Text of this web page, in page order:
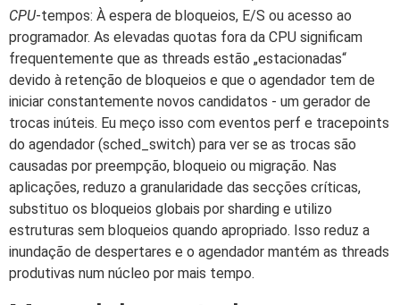
CPU-tempos: À espera de bloqueios, E/S ou acesso ao
programador. As elevadas quotas fora da CPU significam
frequentemente que as threads estão „estacionadas“
devido à retenção de bloqueios e que o agendador tem de
iniciar constantemente novos candidatos - um gerador de
trocas inúteis. Eu meço isso com eventos perf e tracepoints
do agendador (sched_switch) para ver se as trocas são
causadas por preempção, bloqueio ou migração. Nas
aplicações, reduzo a granularidade das secções críticas,
substituo os bloqueios globais por sharding e utilizo
estruturas sem bloqueios quando apropriado. Isso reduz a
inundação de despertares e o agendador mantém as threads
produtivas num núcleo por mais tempo.